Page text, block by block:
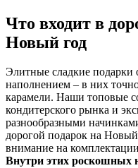
Что входит в
Новый год
Элитные сладкие подарки
наполнением – в них
карамели. Наши топовые
кондитерского рынка и
разнообразными
дорогой подарок на
внимание на
Внутри этих роскошных